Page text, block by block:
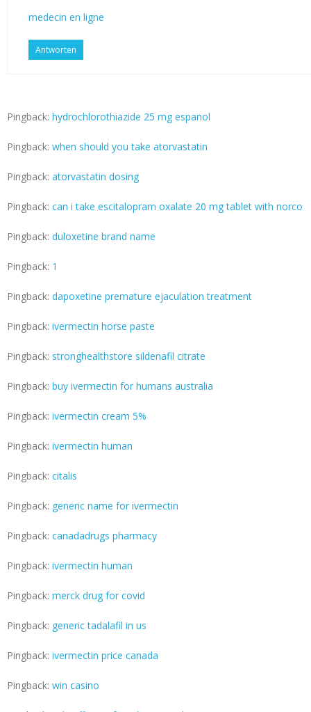
medecin en ligne
Antworten
Pingback: hydrochlorothiazide 25 mg espanol
Pingback: when should you take atorvastatin
Pingback: atorvastatin dosing
Pingback: can i take escitalopram oxalate 20 mg tablet with norco
Pingback: duloxetine brand name
Pingback: 1
Pingback: dapoxetine premature ejaculation treatment
Pingback: ivermectin horse paste
Pingback: stronghealthstore sildenafil citrate
Pingback: buy ivermectin for humans australia
Pingback: ivermectin cream 5%
Pingback: ivermectin human
Pingback: citalis
Pingback: generic name for ivermectin
Pingback: canadadrugs pharmacy
Pingback: ivermectin human
Pingback: merck drug for covid
Pingback: generic tadalafil in us
Pingback: ivermectin price canada
Pingback: win casino